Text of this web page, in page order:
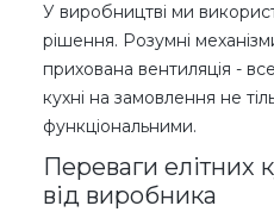
У виробництві ми
рішення. Розумні
прихована вентиляція -
кухні на замовлення не
функціональними.
Переваги елітних
від виробника